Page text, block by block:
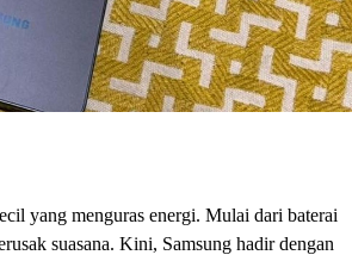
yang menguras energi. Mulai dari baterai
suasana. Kini, Samsung hadir dengan